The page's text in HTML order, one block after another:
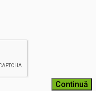
Continuă